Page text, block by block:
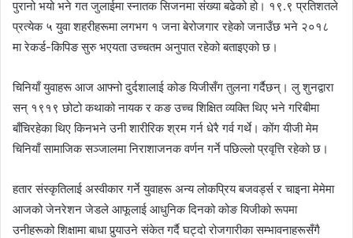
पुरानो भयो भने गत जुलाईमा स्नातक सिजनमा संख्या बढेको हो। १९.९ प्रतिशतले
प्रत्येक ५ युवा शहरीहरूमा लगभग १ जना बेरोजगार रहेको जनाउँछ भने २०१८
मा रेकर्ड-किपिङ सुरु भएयता उच्चतम अनुपात रहेको बताइएको छ।
चिनियाँ युवाहरू आज आफ्नो दुर्दशालाई कोङ यिजीसँग तुलना गर्दैछन्। लु शुनद्वारा
सन् १९१९ छोटो कथाको नायक र कङ उच्च शिक्षित व्यक्ति थिए भने गरिबीमा
बाँचिरहेका थिए किनभने उनी शारीरिक श्रम गर्न धेरै गर्व गर्थे। कोंग यीजी मेम
चिनियाँ सामाजिक सञ्जालमा निराशाजनक वर्णन गर्ने पछिल्लो प्रवृत्ति रहेको छ।
हतार संस्कृतिलाई अस्वीकार गर्ने युवाहरू अन्य लोकप्रिय बजवर्ड्स र चाइना मेमेमा
आजको जेनरेशन जेडले आफूलाई आधुनिक दिनको कोङ यिजीको रूपमा
उनीहरूको शिक्षामा बाधा पुर्‍याउने संकेत गर्दै घट्दो रोजगारीका सम्भावनाहरूसँगै